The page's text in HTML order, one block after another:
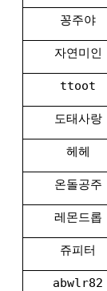
꽁주야
자연미인
ttoot
도태사랑
헤헤
온돌공주
레몬드롭
쥬피터
abwlr82